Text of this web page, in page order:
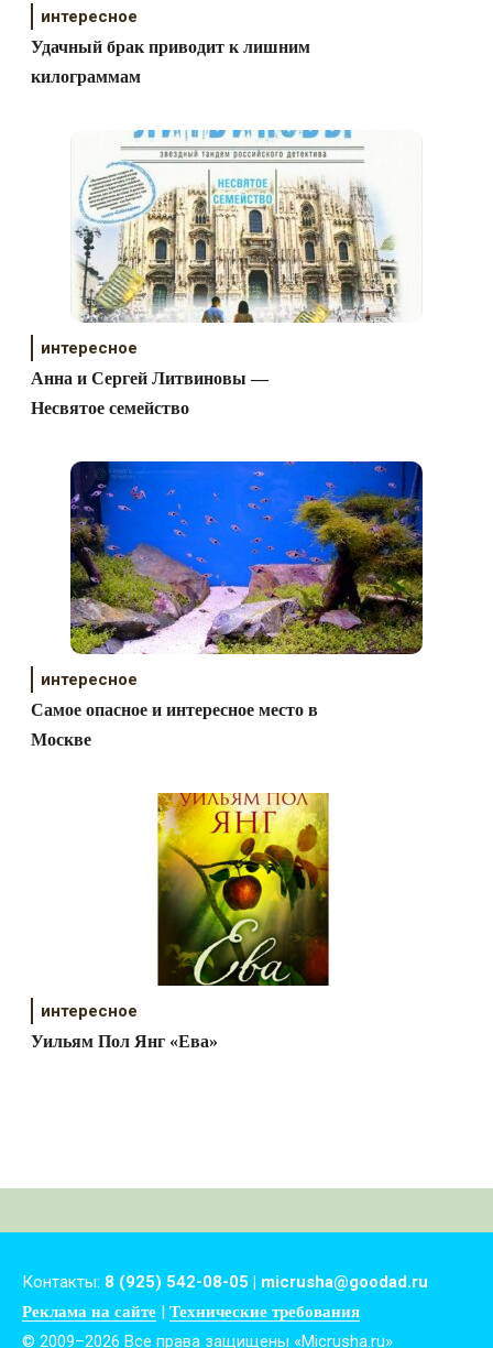
интересное
Удачный брак приводит к лишним
килограммам
интересное
Анна и Сергей Литвиновы —
Несвятое семейство
интересное
Самое опасное и интересное место в
Москве
интересное
Уильям Пол Янг «Ева»
Контакты: 8 (925) 542-08-05 | micrusha@goodad.ru
Реклама на сайте | Технические требования
© 2009–2026 Все права защищены «Micrusha.ru»